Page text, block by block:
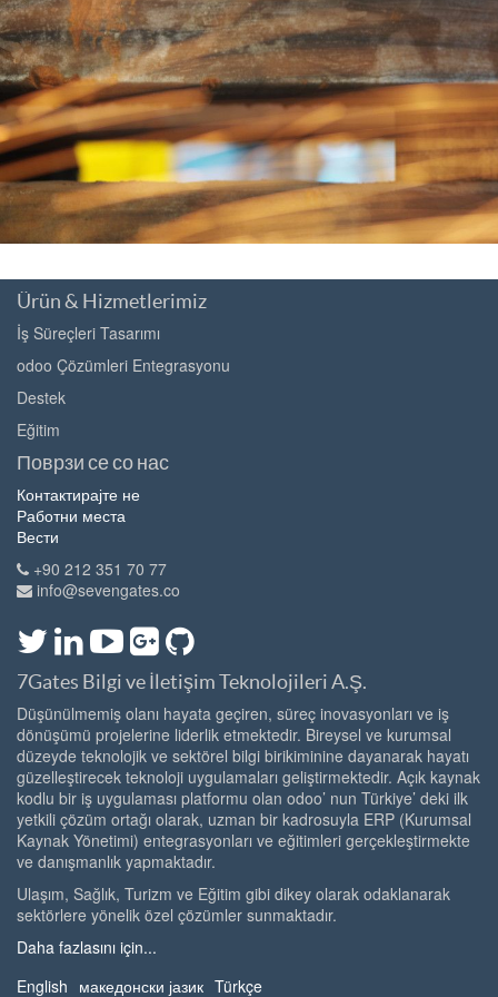
Ürün & Hizmetlerimiz
İş Süreçleri Tasarımı
odoo Çözümleri Entegrasyonu
Destek
Eğitim
Поврзи се со нас
Контактирајте не
Работни места
Вести
+90 212 351 70 77
info@sevengates.co
7Gates Bilgi ve İletişim Teknolojileri A.Ş.
Düşünülmemiş olanı hayata geçiren, süreç inovasyonları ve iş
dönüşümü projelerine liderlik etmektedir. Bireysel ve kurumsal
düzeyde teknolojik ve sektörel bilgi birikiminine dayanarak hayatı
güzelleştirecek teknoloji uygulamaları geliştirmektedir. Açık kaynak
kodlu bir iş uygulaması platformu olan odoo’ nun Türkiye’ deki ilk
yetkili çözüm ortağı olarak, uzman bir kadrosuyla ERP (Kurumsal
Kaynak Yönetimi) entegrasyonları ve eğitimleri gerçekleştirmekte
ve danışmanlık yapmaktadır.
Ulaşım, Sağlık, Turizm ve Eğitim gibi dikey olarak odaklanarak
sektörlere yönelik özel çözümler sunmaktadır.
Daha fazlasını için...
English македонски јазик Türkçe